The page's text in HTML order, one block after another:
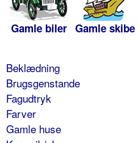
Gamle biler Gamle skibe
Beklædning
Brugsgenstande
Fagudtryk
Farver
Gamle huse